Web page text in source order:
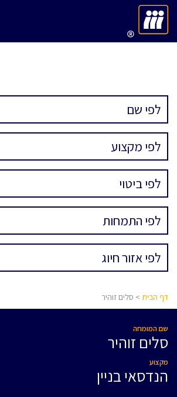
דף הבית > סלים זוהיר
שם המומחה
סלים זוהיר
מקצוע
הנדסאי בניין